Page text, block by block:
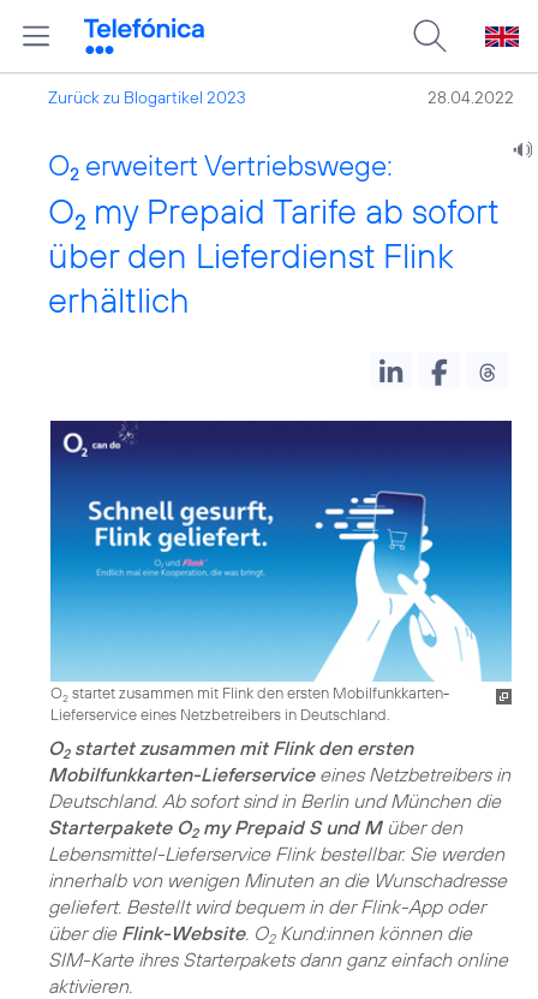
Zurück zu Blogartikel 2023 28.04.2022
O2 erweitert Vertriebswege:
O2 my Prepaid Tarife ab sofort
über den Lieferdienst Flink
erhältlich
O2 startet zusammen mit Flink den ersten Mobilfunkkarten-
Lieferservice eines Netzbetreibers in Deutschland.
O2startet zusammen mit Flink den ersten
Mobilfunkkarten-Lieferserviceeines Netzbetreibers in
Deutschland. Ab sofort sind in Berlin und München die
Starterpakete O2my Prepaid S und Müber den
Lebensmittel-Lieferservice Flink bestellbar. Sie werden
innerhalb von wenigen Minuten an die Wunschadresse
geliefert. Bestellt wird bequem in der Flink-App oder
über die Flink-Website. O2Kund:innen können die
SIM-Karte ihres Starterpakets dann ganz einfach online
aktivieren.